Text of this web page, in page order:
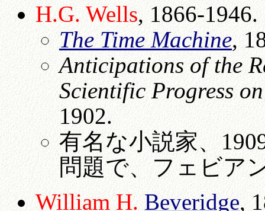
H.G. Wells, 1866-1946.
The Time Machine,
Anticipations of the
Scientific Progress
1902.
有名な小説家、
問題で、フェビア
William H.Beveridge,